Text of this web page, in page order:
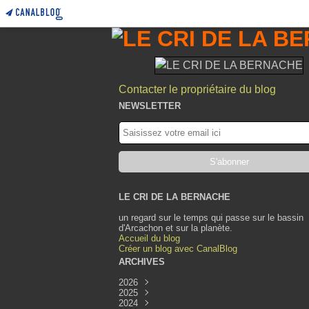
Contacter le propriétaire du blog
NEWSLETTER
LE CRI DE LA BERNACHE
un regard sur le temps qui passe sur le bassin
d'Arcachon et sur la planète.
Accueil du blog
Créer un blog avec CanalBlog
ARCHIVES
2026
Août
Juillet
2025
Décembre
2024